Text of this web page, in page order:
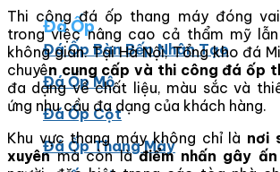
Đá Ốp
Đá Ốp Bàn Bếp Nhân Tạo​
Đá Ốp Mộ
Đá Ốp Cột
Đá Ốp Thang Máy
Thi công đá ốp thang máy đóng
trong việc nâng cao cả thẩm mỹ
không gian. Tại Hà Nội, Tổng kho đá
chuyên cung cấp và thi công đá ốp
đa dạng về chất liệu, màu sắc và
ứng nhu cầu đa dạng của khách hàng.
Khu vực thang máy không chỉ là nơi
xuyênmà còn làđiểm nhấn gây